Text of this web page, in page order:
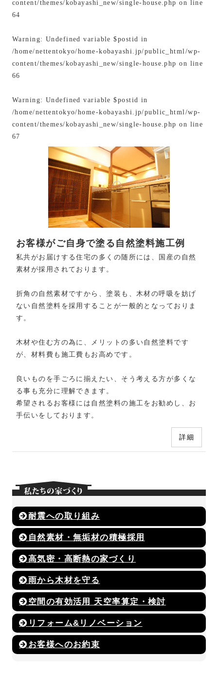
content/themes/kobayashi_new/single-house.php on line
64
Warning: Undefined variable $postid in
/home/nettentokyo/home-kobayashi.jp/public_html/wp-
content/themes/kobayashi_new/single-house.php on line
66
Warning: Undefined variable $postid in
/home/nettentokyo/home-kobayashi.jp/public_html/wp-
content/themes/kobayashi_new/single-house.php on line
67
お客様がご自身で塗る自然塗料施工例
私共がお届けする住宅の多くの随所には、国産の自然
素材が採用されております。
折角の自然素材ですから、塗装も、木材の呼吸を妨げ
ない自然塗料を採用することが一般的となっておりま
す。
木材や住む方の為に、メリットの多い自然塗料です
が、材料費も施工費もお高めです。
良いものを手ごろに揃えたい、そう考える方が多くな
る事も充分に理解できます。
希望されるお客様には自然塗料の施工をお勧めし、お
手伝いをしております。
詳細
耐震への取り組み
自然素材・無垢材の積極採用
高気密・高断熱の家づくり
雨から木材を守る
空間の有効活用 天空率算定・検討
リフォーム&リノベーション
お客様へのお約束